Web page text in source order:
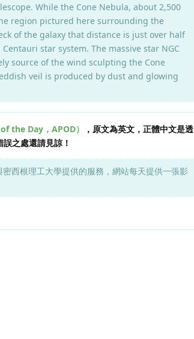
While the Cone Nebula, about 2,500
region pictured here surrounding the
of the galaxy that distance is just over half
star system. The massive star NGC
source of the wind sculpting the Cone
veil is produced by dust and glowing
the Day，APOD）
，原文為英文，正體中文是透
之處還請見諒！
西根理工大學提供的服務，網站每天提供一張影